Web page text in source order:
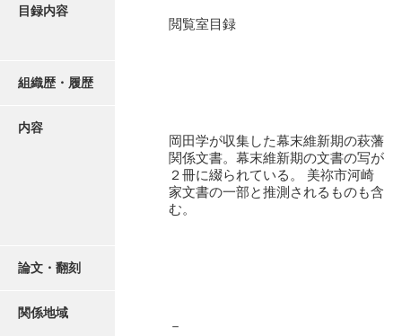
荒瀬家文書（防府市）
阿武家文書（山口市）
阿武家文書（美祢市）
飯田家文書（福岡県）
目録内容
閲覧室目録
組織歴・履歴
内容
岡田学が収集した幕末維新期の萩藩
関係文書。幕末維新期の文書の写が
２冊に綴られている。 美祢市河崎
家文書の一部と推測されるものも含
む。
論文・翻刻
関係地域
－